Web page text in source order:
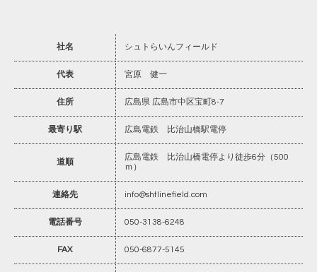
社名 シュトらいんフィールド
代表 宮原 健一
住所 広島県 広島市中区宝町8-7
最寄り駅 広島電鉄 比治山橋駅電停
道順
広島電鉄 比治山橋電停より徒歩6分（500
ｍ）
連絡先 info@shtlinefield.com
電話番号 050-3138-6248
FAX 050-6877-5145